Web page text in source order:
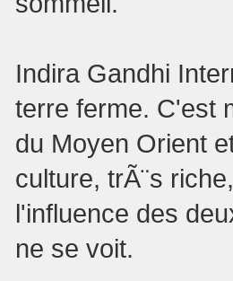
Indira Gandhi
terre ferme. C'est
du Moyen Orient
culture, trÃ¨s
l'influence des
ne se voit.